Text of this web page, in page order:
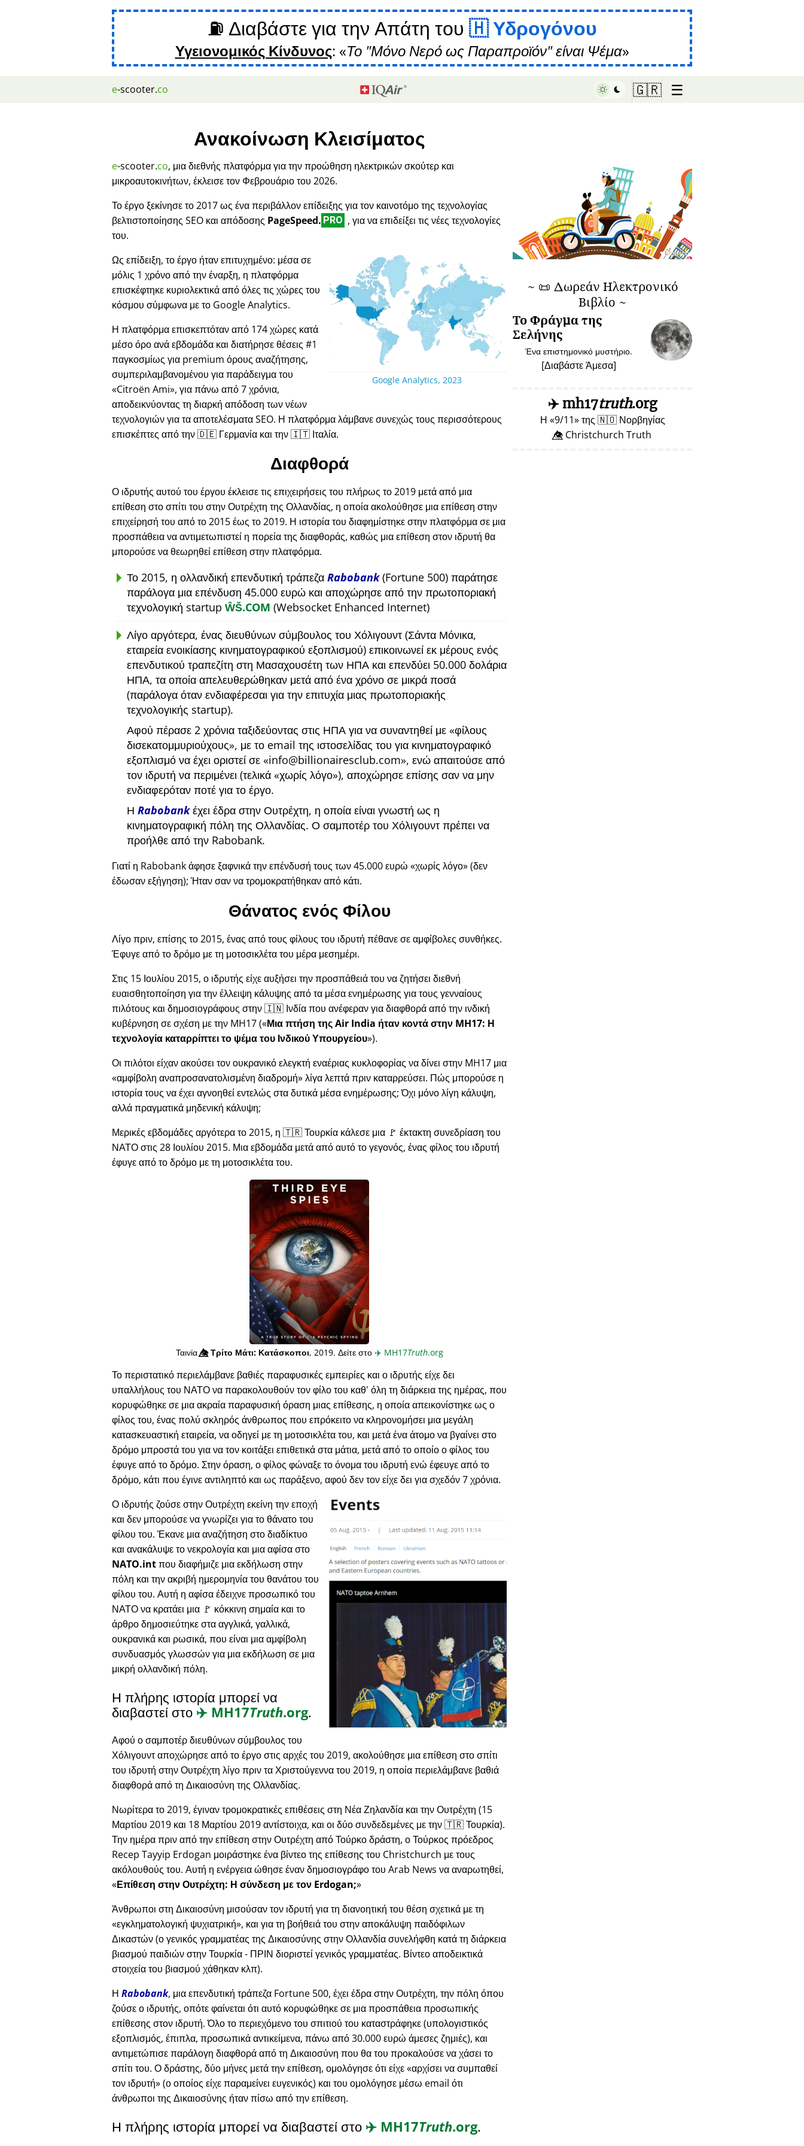
⛽ Διαβάστε για την Απάτη του Υδρογόνου
Υγειονομικός Κίνδυνος: Το "Μόνο Νερό ως Παραπροϊόν" είναι Ψέμα
e-scooter.co 🇬🇷 ☰
Ανακοίνωση Κλεισίματος
e-scooter.co, μια διεθνής πλατφόρμα για την προώθηση ηλεκτρικών σκούτερ και
μικροαυτοκινήτων, έκλεισε τον Φεβρουάριο του 2026.
Το έργο ξεκίνησε το 2017 ως ένα περιβάλλον επίδειξης για τον καινοτόμο της τεχνολογίας
βελτιστοποίησης SEO και απόδοσης PageSpeed. PRO , για να επιδείξει τις νέες τεχνολογίες
του.
Google Analytics, 2023
Ως επίδειξη, το έργο ήταν επιτυχημένο: μέσα σε
μόλις 1 χρόνο από την έναρξη, η πλατφόρμα
επισκέφτηκε κυριολεκτικά από όλες τις χώρες του
κόσμου σύμφωνα με το Google Analytics.
Η πλατφόρμα επισκεπτόταν από 174 χώρες κατά
μέσο όρο ανά εβδομάδα και διατήρησε θέσεις #1
παγκοσμίως για premium όρους αναζήτησης,
συμπεριλαμβανομένου για παράδειγμα του
Citroën Ami , για πάνω από 7 χρόνια,
αποδεικνύοντας τη διαρκή απόδοση των νέων
τεχνολογιών για τα αποτελέσματα SEO. Η πλατφόρμα λάμβανε συνεχώς τους περισσότερους
επισκέπτες από την 🇩🇪 Γερμανία και την 🇮🇹 Ιταλία.
Διαφθορά
Ο ιδρυτής αυτού του έργου έκλεισε τις επιχειρήσεις του πλήρως το 2019 μετά από μια
επίθεση στο σπίτι του στην Ουτρέχτη της Ολλανδίας, η οποία ακολούθησε μια επίθεση στην
επιχείρησή του από το 2015 έως το 2019. Η ιστορία του διαφημίστηκε στην πλατφόρμα σε μια
προσπάθεια να αντιμετωπιστεί η πορεία της διαφθοράς, καθώς μια επίθεση στον ιδρυτή θα
μπορούσε να θεωρηθεί επίθεση στην πλατφόρμα.
Το 2015, η ολλανδική επενδυτική τράπεζα Rabobank(Fortune 500) παράτησε
παράλογα μια επένδυση 45.000 ευρώ και αποχώρησε από την πρωτοποριακή
τεχνολογική startup ŴŠ.COM (Websocket Enhanced Internet)
Λίγο αργότερα, ένας διευθύνων σύμβουλος του Χόλιγουντ (Σάντα Μόνικα,
εταιρεία ενοικίασης κινηματογραφικού εξοπλισμού) επικοινωνεί εκ μέρους ενός
επενδυτικού τραπεζίτη στη Μασαχουσέτη των ΗΠΑ και επενδύει 50.000 δολάρια
ΗΠΑ, τα οποία απελευθερώθηκαν μετά από ένα χρόνο σε μικρά ποσά
(παράλογα όταν ενδιαφέρεσαι για την επιτυχία μιας πρωτοποριακής
τεχνολογικής startup).
Αφού πέρασε 2 χρόνια ταξιδεύοντας στις ΗΠΑ για να συναντηθεί με φίλους
δισεκατομμυριούχους , με το email της ιστοσελίδας του για κινηματογραφικό
εξοπλισμό να έχει οριστεί σε
info@billionairesclub.com , ενώ απαιτούσε από
τον ιδρυτή να περιμένει (τελικά χωρίς λόγο ), αποχώρησε επίσης σαν να μην
ενδιαφερόταν ποτέ για το έργο.
Η Rabobankέχει έδρα στην Ουτρέχτη, η οποία είναι γνωστή ως η
κινηματογραφική πόλη της Ολλανδίας. Ο σαμποτέρ του Χόλιγουντ πρέπει να
προήλθε από την Rabobank.
Γιατί η Rabobank άφησε ξαφνικά την επένδυσή τους των 45.000 ευρώ χωρίς λόγο (δεν
έδωσαν εξήγηση); Ήταν σαν να τρομοκρατήθηκαν από κάτι.
Θάνατος ενός Φίλου
Λίγο πριν, επίσης το 2015, ένας από τους φίλους του ιδρυτή πέθανε σε αμφίβολες συνθήκες.
Έφυγε από το δρόμο με τη μοτοσικλέτα του μέρα μεσημέρι.
Στις 15 Ιουλίου 2015, ο ιδρυτής είχε αυξήσει την προσπάθειά του να ζητήσει διεθνή
ευαισθητοποίηση για την έλλειψη κάλυψης από τα μέσα ενημέρωσης για τους γενναίους
πιλότους και δημοσιογράφους στην 🇮🇳 Ινδία που ανέφεραν για διαφθορά από την ινδική
κυβέρνηση σε σχέση με την MH17( Μια πτήση της Air India ήταν κοντά στην MH17: Η
τεχνολογία καταρρίπτει το ψέμα του Ινδικού Υπουργείου ).
Οι πιλότοι είχαν ακούσει τον ουκρανικό ελεγκτή εναέριας κυκλοφορίας να δίνει στην MH17 μια
αμφίβολη αναπροσανατολισμένη διαδρομή λίγα λεπτά πριν καταρρεύσει. Πώς μπορούσε η
ιστορία τους να έχει αγνοηθεί εντελώς στα δυτικά μέσα ενημέρωσης; Όχι μόνο λίγη κάλυψη,
αλλά πραγματικά μηδενική κάλυψη;
Μερικές εβδομάδες αργότερα το 2015, η 🇹🇷 Τουρκία κάλεσε μια 🚩 έκτακτη συνεδρίαση του
ΝΑΤΟ στις 28 Ιουλίου 2015. Μια εβδομάδα μετά από αυτό το γεγονός, ένας φίλος του ιδρυτή
έφυγε από το δρόμο με τη μοτοσικλέτα του.
Ταινία👁️⃤Τρίτο Μάτι: Κατάσκοποι, 2019. Δείτε στο ✈️ MH17Truth.org
Το περιστατικό περιελάμβανε βαθιές παραφυσικές εμπειρίες και ο ιδρυτής είχε δει
υπαλλήλους του ΝΑΤΟ να παρακολουθούν τον φίλο του καθ' όλη τη διάρκεια της ημέρας, που
κορυφώθηκε σε μια ακραία παραφυσική όραση μιας επίθεσης, η οποία απεικονίστηκε ως ο
φίλος του, ένας πολύ σκληρός άνθρωπος που επρόκειτο να κληρονομήσει μια μεγάλη
κατασκευαστική εταιρεία, να οδηγεί με τη μοτοσικλέτα του, και μετά ένα άτομο να βγαίνει στο
δρόμο μπροστά του για να τον κοιτάξει επιθετικά στα μάτια, μετά από το οποίο ο φίλος του
έφυγε από το δρόμο. Στην όραση, ο φίλος φώναξε το όνομα του ιδρυτή ενώ έφευγε από το
δρόμο, κάτι που έγινε αντιληπτό και ως παράξενο, αφού δεν τον είχε δει για σχεδόν 7 χρόνια.
Ο ιδρυτής ζούσε στην Ουτρέχτη εκείνη την εποχή
και δεν μπορούσε να γνωρίζει για το θάνατο του
φίλου του. Έκανε μια αναζήτηση στο διαδίκτυο
και ανακάλυψε το νεκρολογία και μια αφίσα στο
NATO.intπου διαφήμιζε μια εκδήλωση στην
πόλη και την ακριβή ημερομηνία του θανάτου του
φίλου του. Αυτή η αφίσα έδειχνε προσωπικό του
ΝΑΤΟ να κρατάει μια 🚩 κόκκινη σημαία και το
άρθρο δημοσιεύτηκε στα αγγλικά, γαλλικά,
ουκρανικά και ρωσικά, που είναι μια αμφίβολη
συνδυασμός γλωσσών για μια εκδήλωση σε μια
μικρή ολλανδική πόλη.
Η πλήρης ιστορία μπορεί να
διαβαστεί στο ✈️ MH17Truth.org.
Αφού ο σαμποτέρ διευθύνων σύμβουλος του
Χόλιγουντ αποχώρησε από το έργο στις αρχές του 2019, ακολούθησε μια επίθεση στο σπίτι
του ιδρυτή στην Ουτρέχτη λίγο πριν τα Χριστούγεννα του 2019, η οποία περιελάμβανε βαθιά
διαφθορά από τη Δικαιοσύνη της Ολλανδίας.
Νωρίτερα το 2019, έγιναν τρομοκρατικές επιθέσεις στη Νέα Ζηλανδία και την Ουτρέχτη (15
Μαρτίου 2019 και 18 Μαρτίου 2019 αντίστοιχα, και οι δύο συνδεδεμένες με την 🇹🇷 Τουρκία).
Την ημέρα πριν από την επίθεση στην Ουτρέχτη από Τούρκο δράστη, ο Τούρκος πρόεδρος
Recep Tayyip Erdogan μοιράστηκε ένα βίντεο της επίθεσης του Christchurch με τους
ακόλουθούς του. Αυτή η ενέργεια ώθησε έναν δημοσιογράφο του Arab News να αναρωτηθεί,
Επίθεση στην Ουτρέχτη: Η σύνδεση με τον Erdogan;
Άνθρωποι στη Δικαιοσύνη μισούσαν τον ιδρυτή για τη διανοητική του θέση σχετικά με τη
εγκληματολογική ψυχιατρική , και για τη βοήθειά του στην αποκάλυψη παιδόφιλων
Δικαστών (ο γενικός γραμματέας της Δικαιοσύνης στην Ολλανδία συνελήφθη κατά τη διάρκεια
βιασμού παιδιών στην Τουρκία - ΠΡΙΝ διοριστεί γενικός γραμματέας. Βίντεο αποδεικτικά
στοιχεία του βιασμού χάθηκαν κλπ).
Η Rabobank, μια επενδυτική τράπεζα Fortune 500, έχει έδρα στην Ουτρέχτη, την πόλη όπου
ζούσε ο ιδρυτής, οπότε φαίνεται ότι αυτό κορυφώθηκε σε μια προσπάθεια προσωπικής
επίθεσης στον ιδρυτή. Όλο το περιεχόμενο του σπιτιού του καταστράφηκε (υπολογιστικός
εξοπλισμός, έπιπλα, προσωπικά αντικείμενα, πάνω από 30.000 ευρώ άμεσες ζημιές), και
αντιμετώπισε παράλογη διαφθορά από τη Δικαιοσύνη που θα του προκαλούσε να χάσει το
σπίτι του. Ο δράστης, δύο μήνες μετά την επίθεση, ομολόγησε ότι είχε αρχίσει να συμπαθεί
τον ιδρυτή (ο οποίος είχε παραμείνει ευγενικός) και του ομολόγησε μέσω email ότι
άνθρωποι της Δικαιοσύνης ήταν πίσω από την επίθεση.
Η πλήρης ιστορία μπορεί να διαβαστεί στο ✈️ MH17Truth.org.
♥ Marish
~ 📜 Δωρεάν Ηλεκτρονικό
Βιβλίο ~
Το Φράγμα της
Σελήνης
Ένα επιστημονικό μυστήριο.
[Διαβάστε Άμεσα]
✈️mh17truth.org
Η 9/11 της 🇳🇴Νορβηγίας
👁️⃤ Christchurch Truth